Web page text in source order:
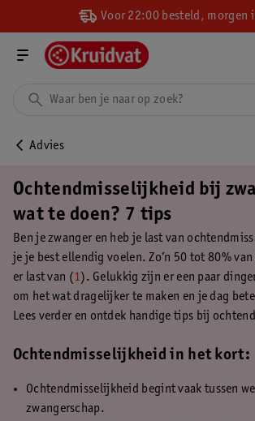
Voor 22:00 besteld, morgen
Advies
Ochtendmisselijkheid bij
wat te doen? 7 tips
Ben je zwanger en heb je last van
je je best ellendig voelen. Zo’n 50 tot 80%
er last van (1). Gelukkig zijn er een paar
om het wat dragelijker te maken en je dag
Lees verder en ontdek handige tips bij
Ochtendmisselijkheid in het kort:
Ochtendmisselijkheid begint vaak tussen
zwangerschap.